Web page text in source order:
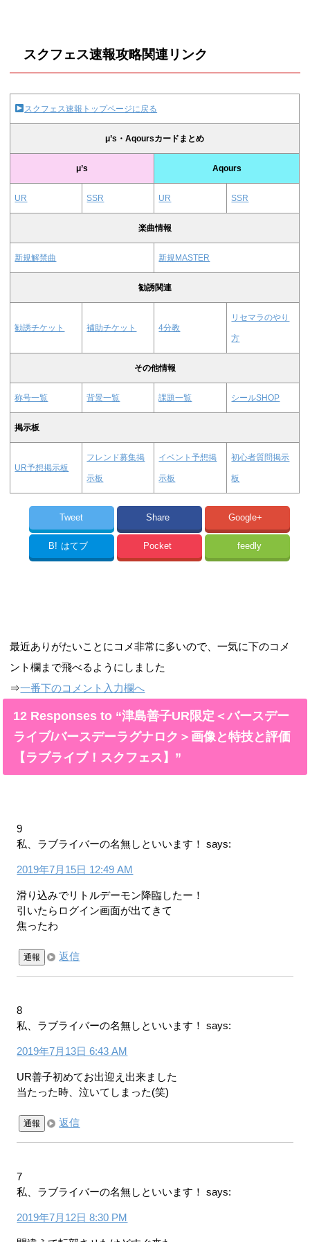
スクフェス速報攻略関連リンク
スクフェス速報トップページに戻る
μ’s・Aqoursカードまとめ
μ’s Aqours
UR SSR UR SSR
楽曲情報
新規解禁曲 新規MASTER
勧誘関連
勧誘チケット 補助チケット 4分教
リセマラのやり
方
その他情報
称号一覧 背景一覧 課題一覧 シールSHOP
掲示板
UR予想掲示板
フレンド募集掲
示板
イベント予想掲
示板
初心者質問掲示
板
Tweet Share Google+
B! はてブ Pocket feedly
最近ありがたいことにコメ非常に多いので、一気に下のコメ
ント欄まで飛べるようにしました
⇒一番下のコメント入力欄へ
12 Responses to “津島善子UR限定＜バースデー
ライブ/バースデーラグナロク＞画像と特技と評価
【ラブライブ！スクフェス】”
9
私、ラブライバーの名無しといいます！
says:
2019年7月15日 12:49 AM
滑り込みでリトルデーモン降臨したー！
引いたらログイン画面が出てきて
焦ったわ
通報 返信
8
私、ラブライバーの名無しといいます！
says:
2019年7月13日 6:43 AM
UR善子初めてお出迎え出来ました
当たった時、泣いてしまった(笑)
通報 返信
7
私、ラブライバーの名無しといいます！
says:
2019年7月12日 8:30 PM